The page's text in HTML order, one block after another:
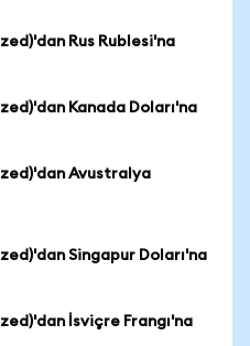
Rus Rublesi'na
Kanada Doları'na
Avustralya
Singapur Doları'na
İsviçre Frangı'na